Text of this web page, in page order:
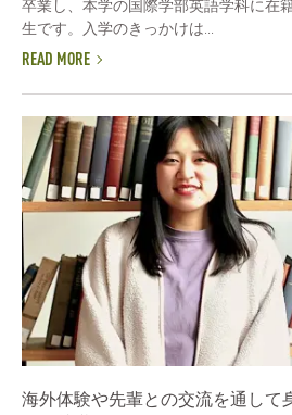
卒業し、本学の国際学部英語学科に在
生です。入学のきっかけは...
READ MORE
海外体験や先輩との交流を通して